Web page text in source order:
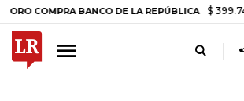
BANCO DE LA REPÚBLICA $ 399.745,16